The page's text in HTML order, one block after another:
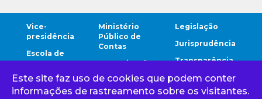
Vice-
presidência
Escola de
Contas
Ouvidoria
Corregedoria
Ministério
Público de
Contas
Comunicação
Cidadão
Gestores
Legislação
Jurisprudência
Transparência
Comunidade
TCE
Este site faz uso de cookies que podem conter
informações de rastreamento sobre os visitantes.